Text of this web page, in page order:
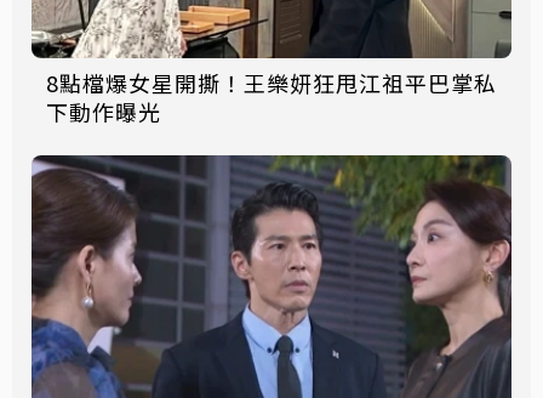
8點檔爆女星開撕！王樂妍狂甩江祖平巴掌私
下動作曝光